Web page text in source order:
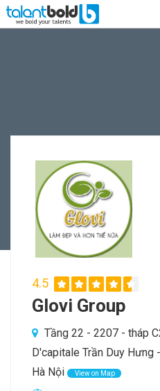
4.5
Glovi Group
Tầng 22 - 2207 - tháp
D'capitale Trần Duy Hưng
Hà Nội
View on Map